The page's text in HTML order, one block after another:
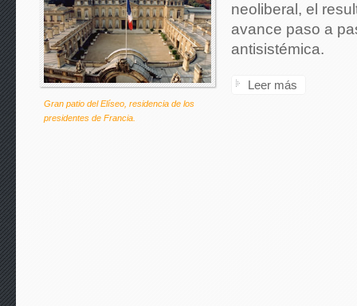
Gran patio del Elíseo, residencia de los
presidentes de Francia.
neoliberal, el
avance paso a
antisistémica.
Leer más